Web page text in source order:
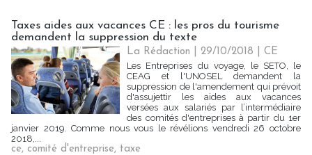
Taxes aides aux vacances CE : les pros du tourisme
demandent la suppression du texte
La Rédaction | 29/10/2018 |CE
Les Entreprises du voyage, le SETO, le
CEAG et l'UNOSEL demandent la
suppression de l'amendement qui prévoit
d'assujettir les aides aux vacances
versées aux salariés par l’intermédiaire
des comités d'entreprises à partir du 1er
janvier 2019. Comme nous vous le révélions vendredi 26 octobre
2018,...
ce, comité d'entreprise, taxe